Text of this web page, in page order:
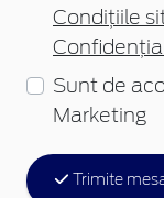
Condițiile
Sunt de
Marketing
Trimite